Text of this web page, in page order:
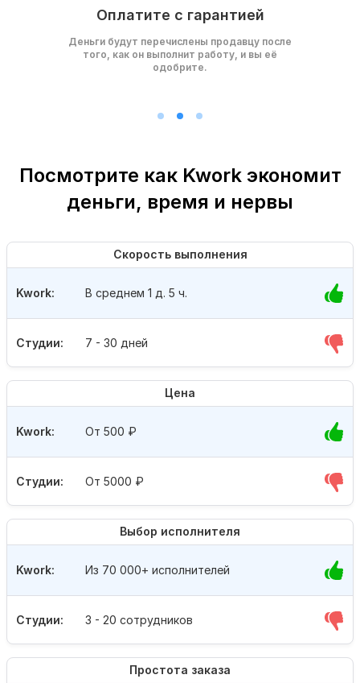
Оплатите с гарантией
Деньги будут перечислены продавцу после
того, как он выполнит работу, и вы её
одобрите.
Посмотрите как Kwork экономит
деньги, время и нервы
Скорость выполнения
Студии: 7 - 30 дней
Kwork: В среднем 1 д. 5 ч.
Цена
Студии: От 5000 ₽
Kwork: От 500 ₽
Выбор исполнителя
Студии: 3 - 20 сотрудников
Kwork: Из 70 000+ исполнителей
Простота заказа